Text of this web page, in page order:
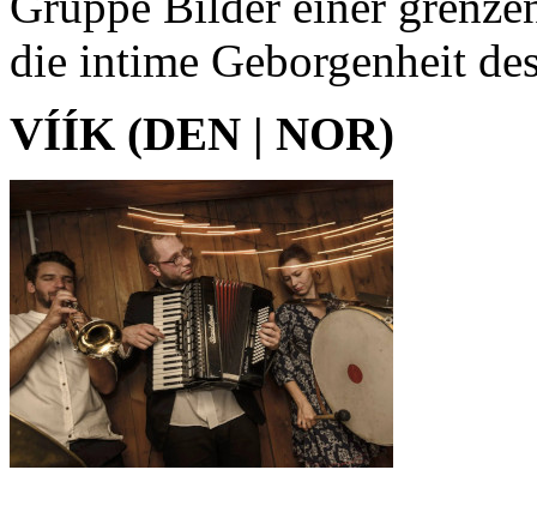
die intime Geborgenheit
VÍÍK (DEN | NOR)